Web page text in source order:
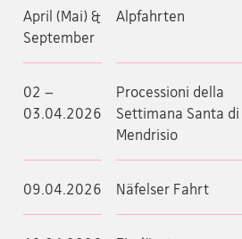
April (Mai) &
September
Alpfahrten
02 –
03.04.2026
Processioni della
Settimana Santa di
Mendrisio
09.04.2026 Näfelser Fahrt